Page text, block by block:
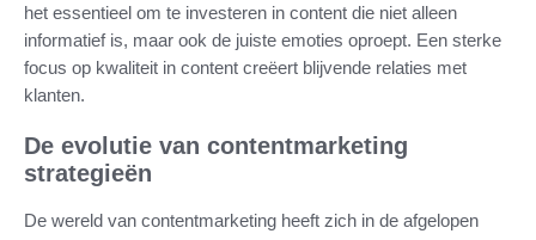
het essentieel om te investeren in content die niet alleen
informatief is, maar ook de juiste emoties oproept. Een sterke
focus op kwaliteit in content creëert blijvende relaties met
klanten.
De evolutie van contentmarketing
strategieën
De wereld van contentmarketing heeft zich in de afgelopen